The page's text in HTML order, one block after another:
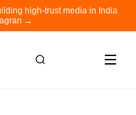
high-trust media in India
→